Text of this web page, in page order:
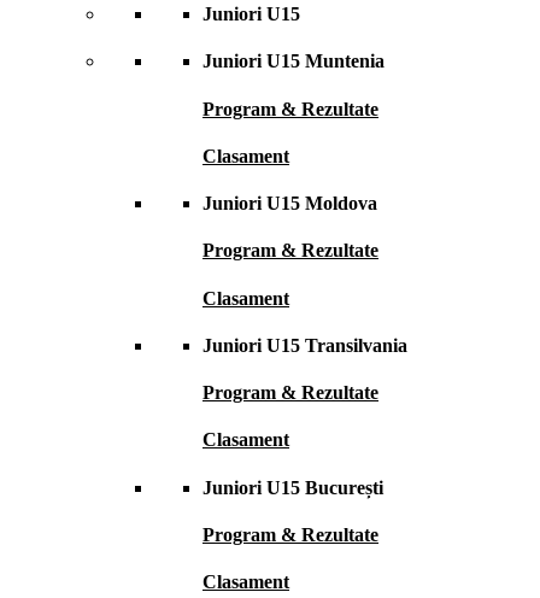
Juniori U15
Juniori U15 Muntenia
Program & Rezultate
Clasament
Juniori U15 Moldova
Program & Rezultate
Clasament
Juniori U15 Transilvania
Program & Rezultate
Clasament
Juniori U15 București
Program & Rezultate
Clasament